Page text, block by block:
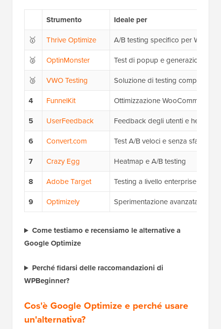
Strumento
Ideale per
🥇
Thrive Optimize
A/B testing specifico per
🥈
OptinMonster
Test di popup e generazione di
🥉
VWO Testing
Soluzione di testing completa
4
FunnelKit
Ottimizzazione WooCommerce
5
UserFeedback
Feedback degli utenti e heatmap
6
Convert.com
Test A/B veloci e senza sfarfallio
7
Crazy Egg
Heatmap e A/B testing
8
Adobe Target
Testing a livello enterprise
9
Optimizely Sperimentazione avanzata
Come testiamo e recensiamo le alternative a
Google Optimize
Perché fidarsi delle raccomandazioni di
WPBeginner?
Cos'è Google Optimize e perché usare
un'alternativa?